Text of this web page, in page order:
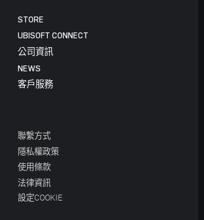
STORE
UBISOFT CONNECT
公司資訊
NEWS
客戶服務
聯繫方式
隱私權政策
使用條款
法律資訊
設定COOKIE